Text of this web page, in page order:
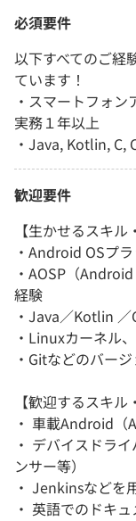
必須要件
以下すべてのご経
ています！
・スマートフォ
実務１年以上
・Java, Kotlin,
歓迎要件
【生かせるスキル
・Android OSプ
・AOSP（
経験
・Java／Kotlin
・Linuxカーネル
・Gitなどのバー
【歓迎するスキル
・ 車載Android
・ デバイスドラ
ンサー等）
・ Jenkinsなどを
・ 英語でのドキ